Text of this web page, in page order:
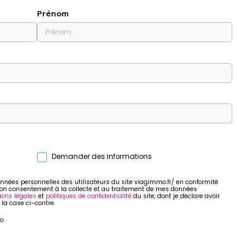
Prénom
Demander des informations
personnelles des utilisateurs du site viagimmo.fr/ en conformité
consentement à la collecte et au traitement de mes données
légales et politiques de confidentialité du site, dont je déclare avoir
la case ci-contre.